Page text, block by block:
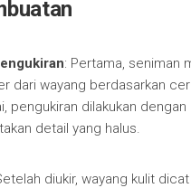
: Pertama, seniman
dari wayang berdasarkan
pengukiran dilakukan dengan
detail yang halus.
diukir, wayang kulit